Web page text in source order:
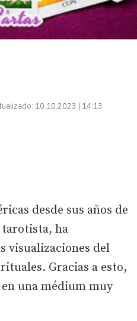
10.10.2023 | 14:13
desde sus años de
ha
visualizaciones del
Gracias a esto,
una médium muy